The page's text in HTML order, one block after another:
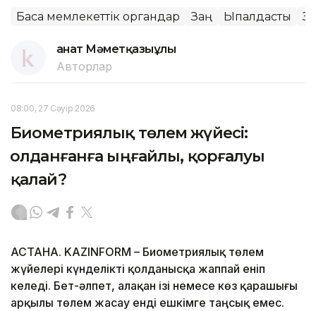
Басқа мемлекеттік органдар Заң Ықпалдастық
Қанат Мәметқазыұлы
Авторлар
08:00, 27 Сәуір 2026
Биометриялық төлем жүйесі:
Қолданғанға ыңғайлы, қорғалуы
қалай?
АСТАНА. KAZINFORM – Биометриялық төлем
жүйелері күнделікті қолданысқа жаппай еніп
келеді. Бет-әлпет, алақан ізі немесе көз қарашығы
арқылы төлем жасау енді ешкімге таңсық емес.